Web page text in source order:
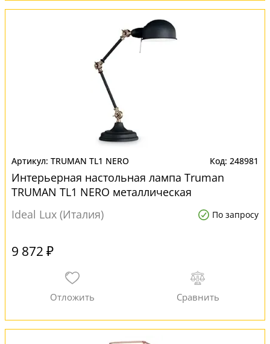
TRUMAN TL1 NERO 248981
Интерьерная настольная лампа Truman
TRUMAN TL1 NERO металлическая
Ideal Lux (Италия)
По запросу
9 872 ₽